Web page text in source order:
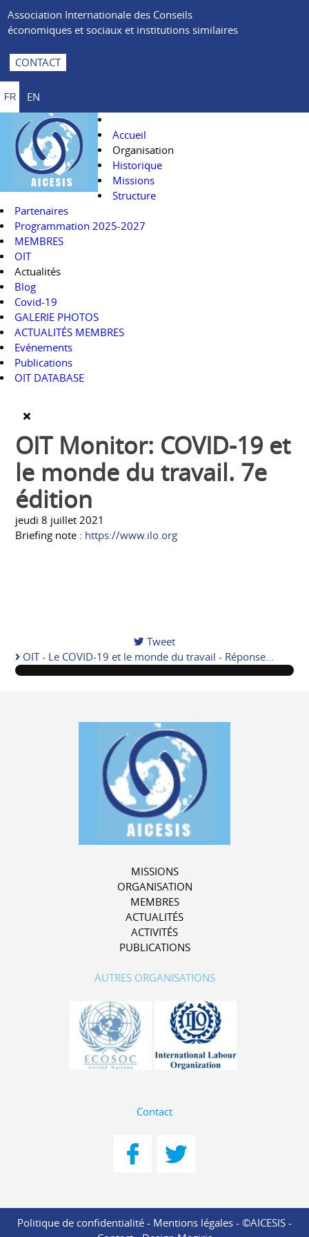
Association Internationale des Conseils
économiques et sociaux et institutions similaires
CONTACT
FR EN
Accueil
Organisation
Historique
Missions
Structure
Partenaires
Programmation 2025-2027
MEMBRES
OIT
Actualités
Blog
Covid-19
GALERIE PHOTOS
ACTUALITÉS MEMBRES
Evénements
Publications
OIT DATABASE
OIT Monitor: COVID-19 et
le monde du travail. 7e
édition
jeudi 8 juillet 2021
Briefing note : https://www.ilo.org
Tweet
OIT - Le COVID-19 et le monde du travail - Réponse...
MISSIONS
ORGANISATION
MEMBRES
ACTUALITÉS
ACTIVITÉS
PUBLICATIONS
AUTRES ORGANISATIONS
Contact
Politique de confidentialité - Mentions légales - ©AICESIS -